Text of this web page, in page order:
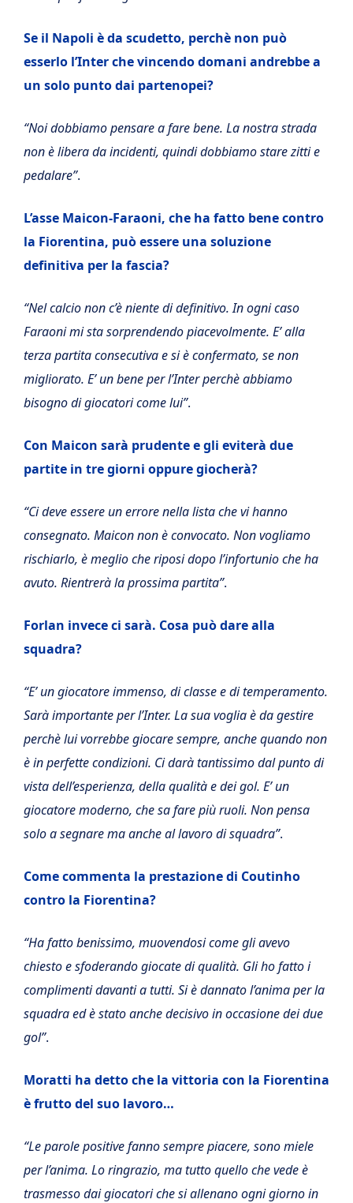
Se il Napoli è da scudetto, perchè non può
esserlo l’Inter che vincendo domani andrebbe a
un solo punto dai partenopei?
“Noi dobbiamo pensare a fare bene. La nostra strada
non è libera da incidenti, quindi dobbiamo stare zitti e
pedalare”.
L’asse Maicon-Faraoni, che ha fatto bene contro
la Fiorentina, può essere una soluzione
definitiva per la fascia?
“Nel calcio non c’è niente di definitivo. In ogni caso
Faraoni mi sta sorprendendo piacevolmente. E’ alla
terza partita consecutiva e si è confermato, se non
migliorato. E’ un bene per l’Inter perchè abbiamo
bisogno di giocatori come lui”.
Con Maicon sarà prudente e gli eviterà due
partite in tre giorni oppure giocherà?
“Ci deve essere un errore nella lista che vi hanno
consegnato. Maicon non è convocato. Non vogliamo
rischiarlo, è meglio che riposi dopo l’infortunio che ha
avuto. Rientrerà la prossima partita”.
Forlan invece ci sarà. Cosa può dare alla
squadra?
“E’ un giocatore immenso, di classe e di temperamento.
Sarà importante per l’Inter. La sua voglia è da gestire
perchè lui vorrebbe giocare sempre, anche quando non
è in perfette condizioni. Ci darà tantissimo dal punto di
vista dell’esperienza, della qualità e dei gol. E’ un
giocatore moderno, che sa fare più ruoli. Non pensa
solo a segnare ma anche al lavoro di squadra”.
Come commenta la prestazione di Coutinho
contro la Fiorentina?
“Ha fatto benissimo, muovendosi come gli avevo
chiesto e sfoderando giocate di qualità. Gli ho fatto i
complimenti davanti a tutti. Si è dannato l’anima per la
squadra ed è stato anche decisivo in occasione dei due
gol”.
Moratti ha detto che la vittoria con la Fiorentina
è frutto del suo lavoro…
“Le parole positive fanno sempre piacere, sono miele
per l’anima. Lo ringrazio, ma tutto quello che vede è
trasmesso dai giocatori che si allenano ogni giorno in